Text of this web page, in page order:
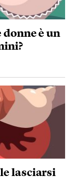
è un
lasciarsi